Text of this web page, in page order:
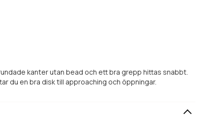
kanter utan bead och ett bra grepp hittas snabbt.
du en bra disk till approaching och öppningar.